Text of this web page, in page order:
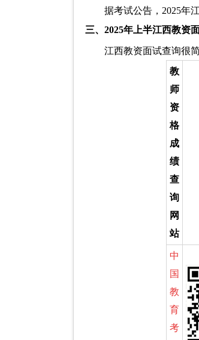
据考试公告，2025年
三、2025年上半江西教资
江西教资面试查询很
教
师
资
格
成
绩
查
询
网
站
中
国
教
育
考